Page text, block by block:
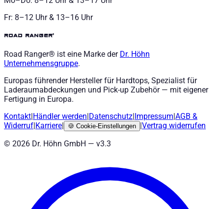
Fr: 8–12 Uhr & 13–16 Uhr
road ranger®
Road Ranger® ist eine Marke der Dr. Höhn
Unternehmensgruppe.
Europas führender Hersteller für Hardtops, Spezialist für
Laderaumabdeckungen und Pick-up Zubehör — mit eigener
Fertigung in Europa.
Kontakt Händler werden Datenschutz Impressum AGB &
Widerruf Karriere 🍪 Cookie-Einstellungen
Vertrag widerrufen
© 2026 Dr. Höhn GmbH — v3.3